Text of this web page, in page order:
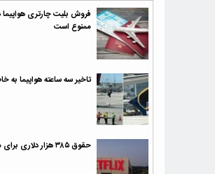
فروش بلیت چارتری
ممنوع است
تاخیر سه ساعته هواپیما به
حقوق ۳۸۵ هزار دلاری برای مهماندار هواپیما خصوصی نتفلیکس